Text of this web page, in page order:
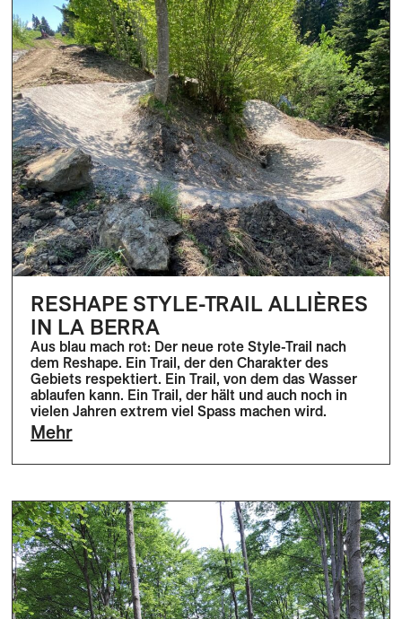
RESHAPE STYLE-TRAIL ALLIÈRES
IN LA BERRA
Aus blau mach rot: Der neue rote Style-Trail nach
dem Reshape. Ein Trail, der den Charakter des
Gebiets respektiert. Ein Trail, von dem das Wasser
ablaufen kann. Ein Trail, der hält und auch noch in
vielen Jahren extrem viel Spass machen wird.
Mehr